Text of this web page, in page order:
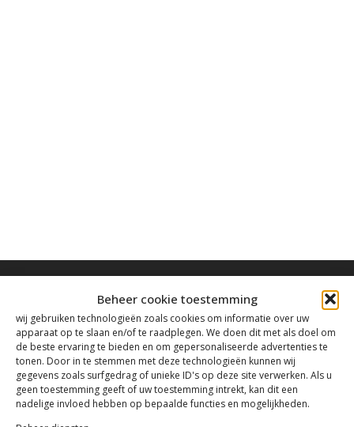
Beheer cookie toestemming
wij gebruiken technologieën zoals cookies om informatie over uw
apparaat op te slaan en/of te raadplegen. We doen dit met als doel om
de beste ervaring te bieden en om gepersonaliseerde advertenties te
tonen. Door in te stemmen met deze technologieën kunnen wij
gegevens zoals surfgedrag of unieke ID's op deze site verwerken. Als u
geen toestemming geeft of uw toestemming intrekt, kan dit een
nadelige invloed hebben op bepaalde functies en mogelijkheden.
Contact
Tanthofdreef 7 2623 EW Delft